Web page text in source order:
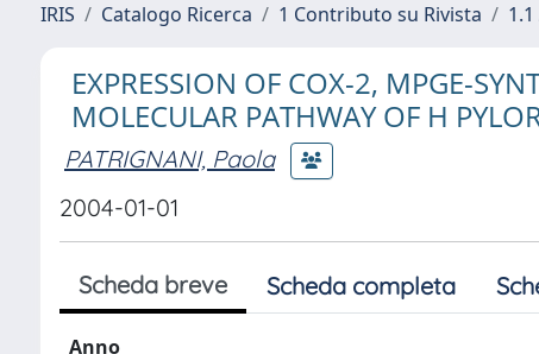
IRIS Catalogo Ricerca 1 Contributo su Rivista
EXPRESSION OF COX-2, MPGE-
MOLECULAR PATHWAY OF H
PATRIGNANI, Paola
2004-01-01
Scheda breve Scheda completa
Anno